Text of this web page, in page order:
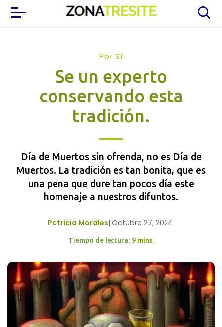
Por Sí
Se un experto
conservando esta
tradición.
Día de Muertos sin ofrenda, no es Día de
Muertos. La tradición es tan bonita, que es
una pena que dure tan pocos día este
homenaje a nuestros difuntos.
Patricia Morales| Octubre 27, 2024
Tiempo de lectura: 9 mins.